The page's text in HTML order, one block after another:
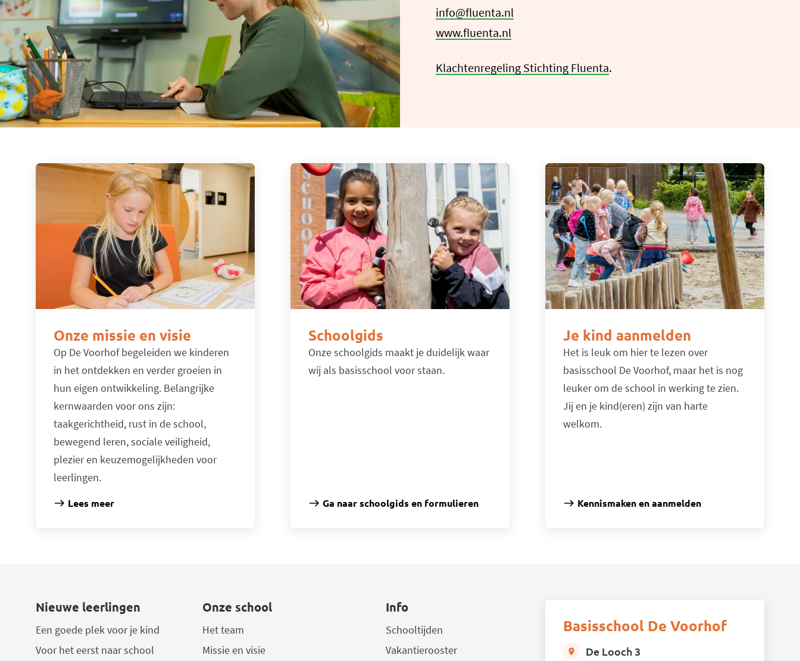
info@fluenta.nl
www.fluenta.nl
Klachtenregeling Stichting Fluenta.
Onze missie en visie
Op De Voorhof begeleiden we kinderen
in het ontdekken en verder groeien in
hun eigen ontwikkeling. Belangrijke
kernwaarden voor ons zijn:
taakgerichtheid, rust in de school,
bewegend leren, sociale veiligheid,
plezier en keuzemogelijkheden voor
leerlingen.
Lees meer
Schoolgids
Onze schoolgids maakt je duidelijk waar
wij als basisschool voor staan.
Ga naar schoolgids en formulieren
Je kind aanmelden
Het is leuk om hier te lezen over
basisschool De Voorhof, maar het is nog
leuker om de school in werking te zien.
Jij en je kind(eren) zijn van harte
welkom.
Kennismaken en aanmelden
Nieuwe leerlingen
Een goede plek voor je kind
Voor het eerst naar school
Onze school
Het team
Missie en visie
Info
Schooltijden
Vakantierooster
Basisschool De Voorhof
De Looch 3